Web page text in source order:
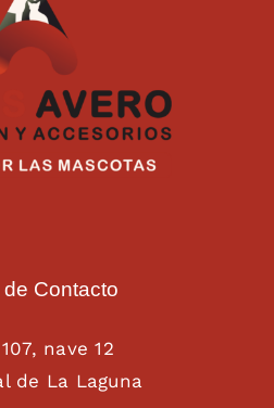
Contacto
nave 12
de La Laguna